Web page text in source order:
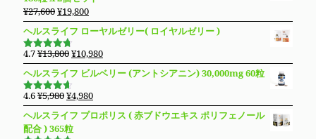
た。
格
は
¥16,800
で
し
た。
は
で
す。
¥27,600元
の
価
格
は
¥27,600
で
し
た。
¥19,800現
在
価
格
は
¥19,800
で
す。
ヘルスライフ ローヤルゼリー( ロイヤルゼリー )
5段階で
4.69の評
価
4.7¥13,800元
の
価
格
は
¥13,800
で
¥10,980現
在
の
格
は
ヘルスライフ ビルベリー (アントシアニン) 30,000mg 60粒
5段階で
4.63の評
価
4.6¥5,980元
の
価
格
¥4,980現
在
の
ヘルスライフ プロポリス ( 赤ブドウエキス ポリフェノール
配合 ) 365粒